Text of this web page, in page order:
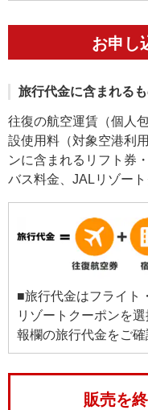
お申し
旅行代金に含まれる
往復の航空運賃（個人
設使用料（対象空港利
ンに含まれるリフト券
バス料金、JALリゾー
■旅行代金はフライト
リゾートクーポンを
報欄の旅行代金をご確
販売を